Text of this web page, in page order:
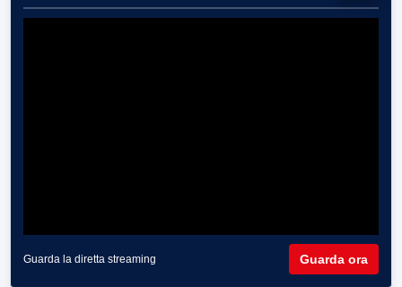
Guarda la diretta streaming Guarda ora